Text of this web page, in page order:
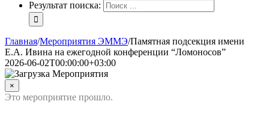
Результат поиска:
Главная/Мероприятия ЭММЭ/Памятная подсекция имени
Е.А. Ивина на ежегодной конференции “Ломоносов”
2026-06-02T00:00:00+03:00
×
Это мероприятие прошло.